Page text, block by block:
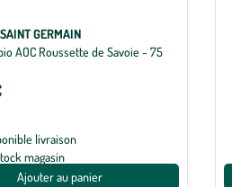
GERMAIN
AOC Roussette de Savoie - 75
livraison
magasin
Ajouter au panier